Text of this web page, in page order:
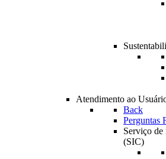
Atendimento ao
Back
Perguntas
Serviço de
(SIC)